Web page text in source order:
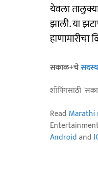
येवला
झाली. या
हाणामारीचा
सकाळ+चेसदस्य
शॉपिंगसाठी
Read Marathi
Androidand